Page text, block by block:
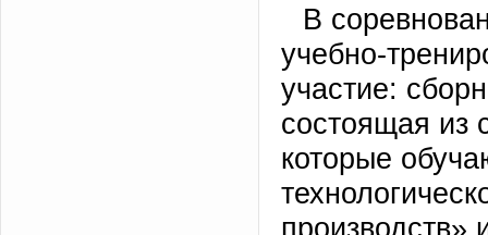
В
учебно-
участие:
состоящая из
которые
производств»